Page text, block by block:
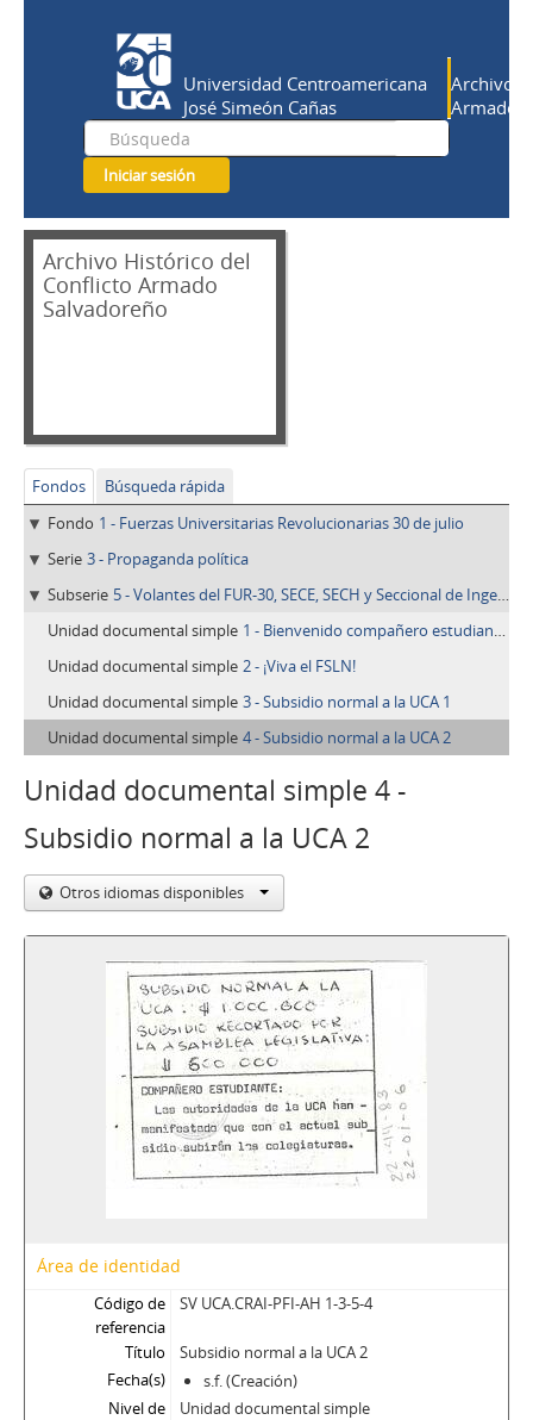
Universidad Centroamericana
José Simeón Cañas
Archivo
Armado
Iniciar sesión
Archivo Histórico del
Conflicto Armado
Salvadoreño
Fondos
Búsqueda rápida
Fondo 1 - Fuerzas Universitarias Revolucionarias 30 de julio
Serie 3 - Propaganda política
Subserie 5 - Volantes del FUR-30, SECE, SECH y Seccional de Ingeniería
Unidad documental simple 1 - Bienvenido compañero estudiante de nuevo ingreso
Unidad documental simple 2 - ¡Viva el FSLN!
Unidad documental simple 3 - Subsidio normal a la UCA 1
Unidad documental simple 4 - Subsidio normal a la UCA 2
Unidad documental simple 4 -
Subsidio normal a la UCA 2
Otros idiomas disponibles
Área de identidad
Código de
referencia
SV UCA.CRAI-PFI-AH 1-3-5-4
Título
Subsidio normal a la UCA 2
Fecha(s)
s.f. (Creación)
Nivel de
Unidad documental simple